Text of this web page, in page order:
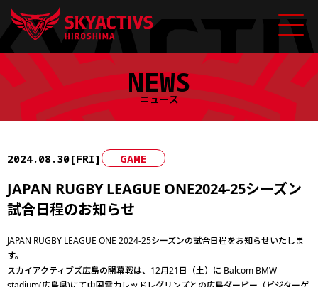
Skip
to
content
NEWS
ニュース
2024.08.30[FRI] GAME
JAPAN RUGBY LEAGUE ONE2024-25シーズン
試合日程のお知らせ
JAPAN RUGBY LEAGUE ONE 2024-25シーズンの試合日程をお知らせいたしま
す。
スカイアクティブズ広島の開幕戦は、12月21日（土）に Balcom BMW